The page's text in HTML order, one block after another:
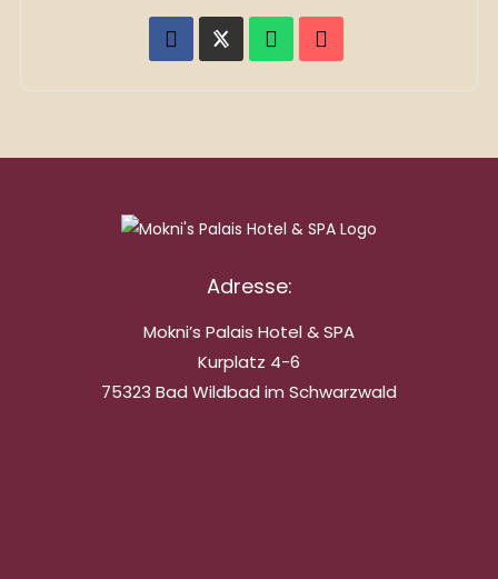
Adresse:
Mokni’s Palais Hotel & SPA
Kurplatz 4-6
75323 Bad Wildbad im Schwarzwald